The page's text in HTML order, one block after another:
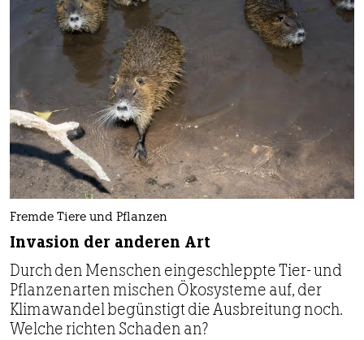
Fremde Tiere und Pflanzen
Invasion der anderen Art
Durch den Menschen eingeschleppte Tier- und
Pflanzenarten mischen Ökosysteme auf, der
Klimawandel begünstigt die Ausbreitung noch.
Welche richten Schaden an?